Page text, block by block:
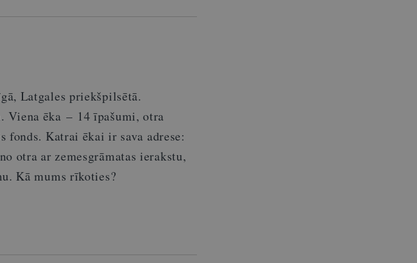
Latgales priekšpilsētā.
Viena ēka – 14 īpašumi, otra
fonds. Katrai ēkai ir sava adrese:
otra ar zemesgrāmatas ierakstu,
Kā mums rīkoties?